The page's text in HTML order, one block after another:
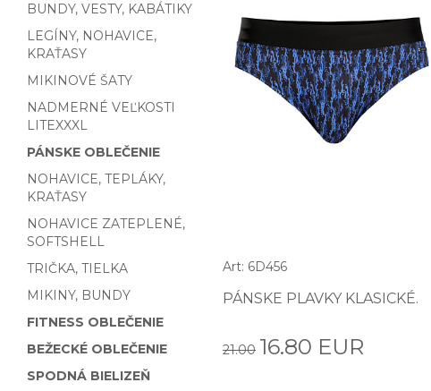
BUNDY, VESTY, KABÁTIKY
LEGÍNY, NOHAVICE,
KRAŤASY
MIKINOVÉ ŠATY
NADMERNÉ VEĽKOSTI
LITEXXXL
PÁNSKE OBLEČENIE
NOHAVICE, TEPLÁKY,
KRAŤASY
NOHAVICE ZATEPLENÉ,
SOFTSHELL
TRIČKA, TIELKA
MIKINY, BUNDY
FITNESS OBLEČENIE
BEŽECKÉ OBLEČENIE
SPODNÁ BIELIZEŇ
Art: 6D456
PÁNSKE PLAVKY KLASICKÉ.
21.00 16.80 EUR